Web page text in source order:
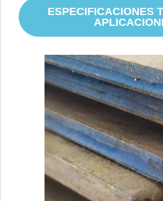
ESPECIFICACIONES